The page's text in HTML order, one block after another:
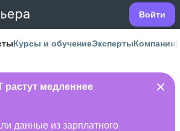
Войти
Курсы и обучениеЭкспертыКомпании
растут медленнее
данные из зарплатного